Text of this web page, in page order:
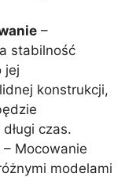
–
stabilność
jej
konstrukcji,
czas.
– Mocowanie
modelami